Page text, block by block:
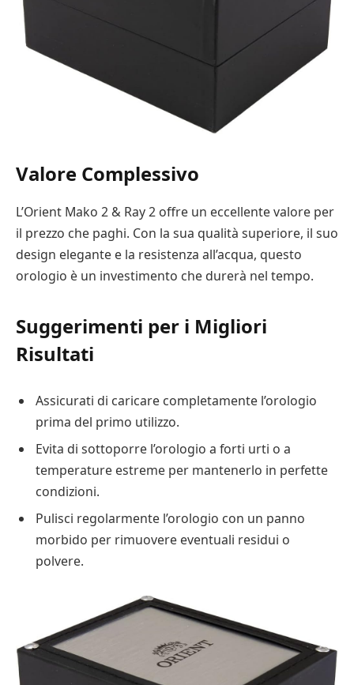
Valore Complessivo
L’Orient Mako 2 & Ray 2 offre un eccellente valore per
il prezzo che paghi. Con la sua qualità superiore, il suo
design elegante e la resistenza all’acqua, questo
orologio è un investimento che durerà nel tempo.
Suggerimenti per i Migliori
Risultati
Assicurati di caricare completamente l’orologio
prima del primo utilizzo.
Evita di sottoporre l’orologio a forti urti o a
temperature estreme per mantenerlo in perfette
condizioni.
Pulisci regolarmente l’orologio con un panno
morbido per rimuovere eventuali residui o
polvere.